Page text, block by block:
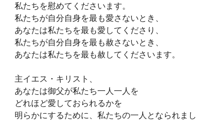
私たちを慰めてくださいます。
私たちが自分自身を最も愛さないとき、
あなたは私たちを最も愛してくださり、
私たちが自分自身を最も赦さないとき、
あなたは私たちを最も赦してくださいます。
主イエス・キリスト、
あなたは御父が私たち一人一人を
どれほど愛しておられるかを
明らかにするために、私たちの一人となられまし